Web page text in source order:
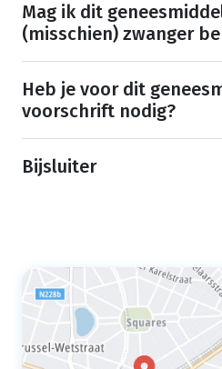
Mag ik dit
(misschien) zwanger
Heb je voor dit
voorschrift nodig?
Bijsluiter